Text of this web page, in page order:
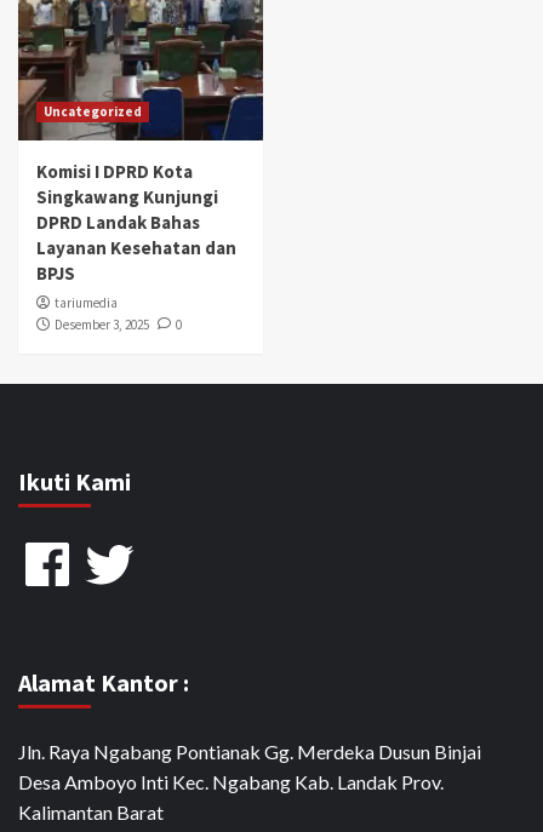
Uncategorized
Komisi I DPRD Kota
Singkawang Kunjungi
DPRD Landak Bahas
Layanan Kesehatan dan
BPJS
tariumedia
Desember 3, 2025
0
Ikuti Kami
FacebookTwitter
Alamat Kantor :
Jln. Raya Ngabang Pontianak Gg. Merdeka Dusun Binjai
Desa Amboyo Inti Kec. Ngabang Kab. Landak Prov.
Kalimantan Barat